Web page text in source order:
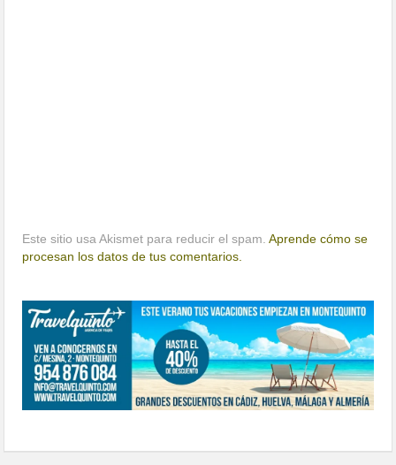
Este sitio usa Akismet para reducir el spam.Aprende cómo se
procesan los datos de tus comentarios.